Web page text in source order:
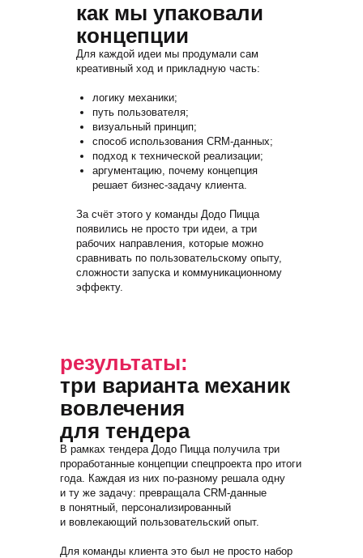
как мы упаковали
концепции
Для каждой идеи мы продумали сам
креативный ход и прикладную часть:
логику механики;
путь пользователя;
визуальный принцип;
способ использования CRM-данных;
подход к технической реализации;
аргументацию, почему концепция
решает бизнес-задачу клиента.
За счёт этого у команды Додо Пицца
появились не просто три идеи, а три
рабочих направления, которые можно
сравнивать по пользовательскому опыту,
сложности запуска и коммуникационному
эффекту.
результаты:
три варианта механик
вовлечения
для тендера
В рамках тендера Додо Пицца получила три
проработанные концепции спецпроекта про итоги
года. Каждая из них по-разному решала одну
и ту же задачу: превращала CRM-данные
в понятный, персонализированный
и вовлекающий пользовательский опыт.
Для команды клиента это был не просто набор